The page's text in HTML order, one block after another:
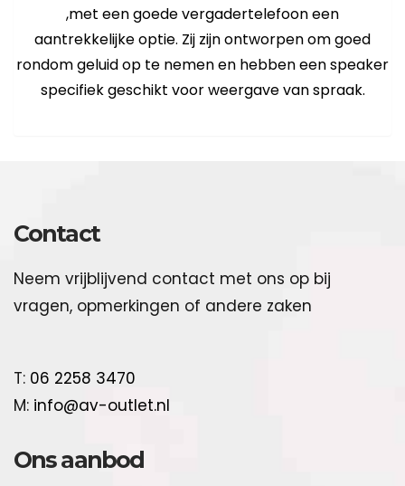
,met een goede vergadertelefoon een
aantrekkelijke optie. Zij zijn ontworpen om goed
rondom geluid op te nemen en hebben een speaker
specifiek geschikt voor weergave van spraak.
Contact
Neem vrijblijvend contact met ons op bij
vragen, opmerkingen of andere zaken
T: 06 2258 3470
M: info@av-outlet.nl
Ons aanbod